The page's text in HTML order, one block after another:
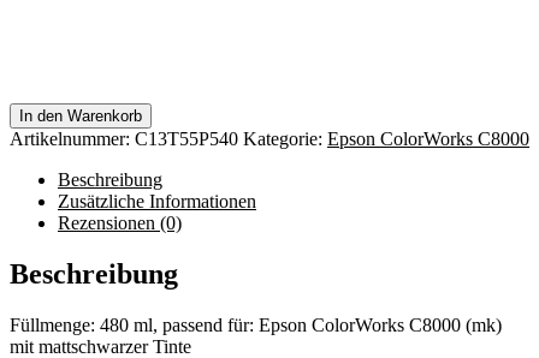
In den Warenkorb
Artikelnummer: C13T55P540 Kategorie: Epson ColorWorks C8000
Beschreibung
Zusätzliche Informationen
Rezensionen (0)
Beschreibung
Füllmenge: 480 ml, passend für: Epson ColorWorks C8000 (mk)
mit mattschwarzer Tinte